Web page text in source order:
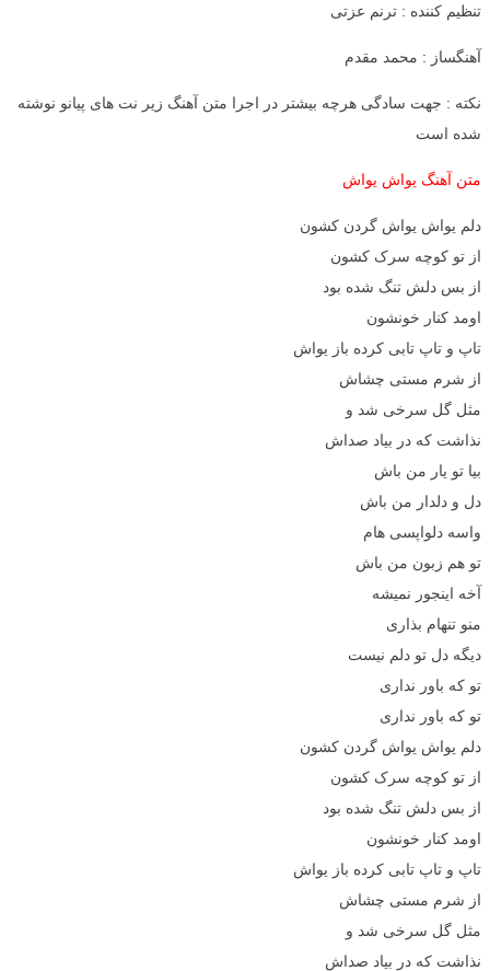
تنظیم کننده : ترنم عزتی
آهنگساز : محمد مقدم
نکته : جهت سادگی هرچه بیشتر در اجرا متن آهنگ زیر نت های پیانو نوشته
شده است
متن آهنگ یواش یواش
دلم یواش یواش گردن کشون
از تو کوچه سرک کشون
از بس دلش تنگ شده بود
اومد کنار خونشون
تاپ و تاپ تابی کرده باز یواش
از شرم مستی چشاش
مثل گل سرخی شد و
نذاشت که در بیاد صداش
بیا تو یار من باش
دل و دلدار من باش
واسه دلواپسی هام
تو هم زبون من باش
آخه اینجور نمیشه
منو تنهام بذاری
دیگه دل تو دلم نیست
تو که باور نداری
تو که باور نداری
دلم یواش یواش گردن کشون
از تو کوچه سرک کشون
از بس دلش تنگ شده بود
اومد کنار خونشون
تاپ و تاپ تابی کرده باز یواش
از شرم مستی چشاش
مثل گل سرخی شد و
نذاشت که در بیاد صداش